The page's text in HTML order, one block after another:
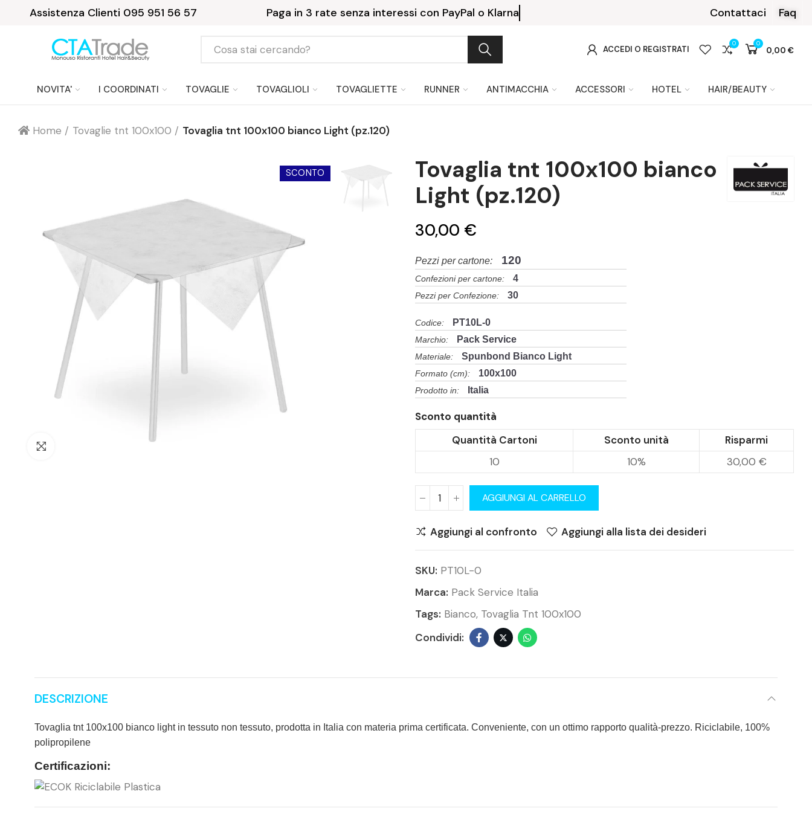
Assistenza Clienti 095 951 56 57 Consegna gratuita a partire da 199 €. Contattaci Faq
ACCEDI O REGISTRATI
0 0
0,00 €
NOVITA' I COORDINATI TOVAGLIE TOVAGLIOLI TOVAGLIETTE RUNNER ANTIMACCHIA ACCESSORI HOTEL HAIR/BEAUTY
Home Tovaglie tnt 100x100 Tovaglia tnt 100x100 bianco Light (pz.120)
SCONTO
Tovaglia tnt 100x100 bianco
Light (pz.120)
30,00 €
Pezzi per cartone: 120
Confezioni per cartone: 4
Pezzi per Confezione: 30
Codice: PT10L-0
Marchio: Pack Service
Materiale: Spunbond Bianco Light
Formato (cm): 100x100
Prodotto in: Italia
Sconto quantità
Quantità Cartoni
Sconto unità
Risparmi
10
10% 30,00 €
AGGIUNGI AL CARRELLO
Aggiungi al confronto Aggiungi alla lista dei desideri
SKU: PT10L-0
Marca: Pack Service Italia
Tags: Bianco Tovaglia Tnt 100x100
DESCRIZIONE
Tovaglia tnt 100x100 bianco light in tessuto non tessuto, prodotta in Italia con materia prima certificata. Conveniente, con un ottimo rapporto qualità-prezzo. Riciclabile, 100%
polipropilene
Certificazioni: